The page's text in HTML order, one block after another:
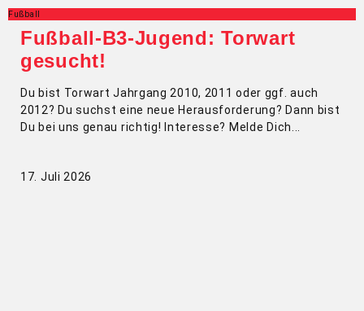
Fußball
Fußball-B3-Jugend: Torwart
gesucht!
Du bist Torwart Jahrgang 2010, 2011 oder ggf. auch
2012? Du suchst eine neue Herausforderung? Dann bist
Du bei uns genau richtig! Interesse? Melde Dich
17. Juli 2026